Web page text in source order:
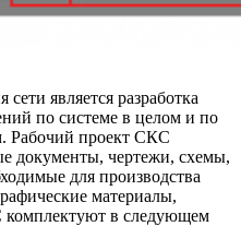
является разработка
по системе в целом и по
Рабочий проект СКС
документы, чертежи, схемы,
для производства
материалы,
в следующем